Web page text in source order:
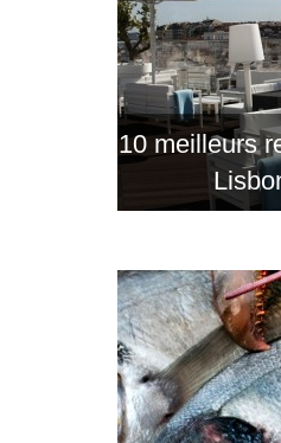
10 meilleurs